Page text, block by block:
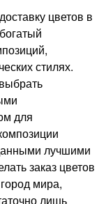
цветов в
стилях.
для
лучшими
заказ цветов
мира,
лишь